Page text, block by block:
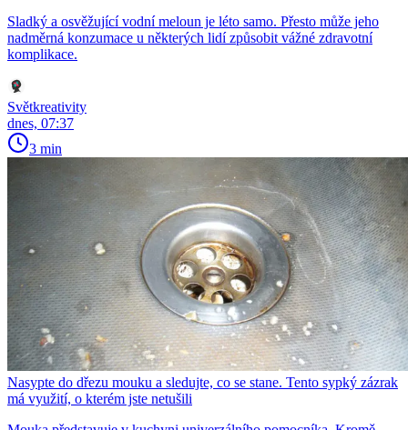
Sladký a osvěžující vodní meloun je léto samo. Přesto může jeho
nadměrná konzumace u některých lidí způsobit vážné zdravotní
komplikace.
Světkreativity
dnes, 07:37
3 min
Nasypte do dřezu mouku a sledujte, co se stane. Tento sypký zázrak
má využití, o kterém jste netušili